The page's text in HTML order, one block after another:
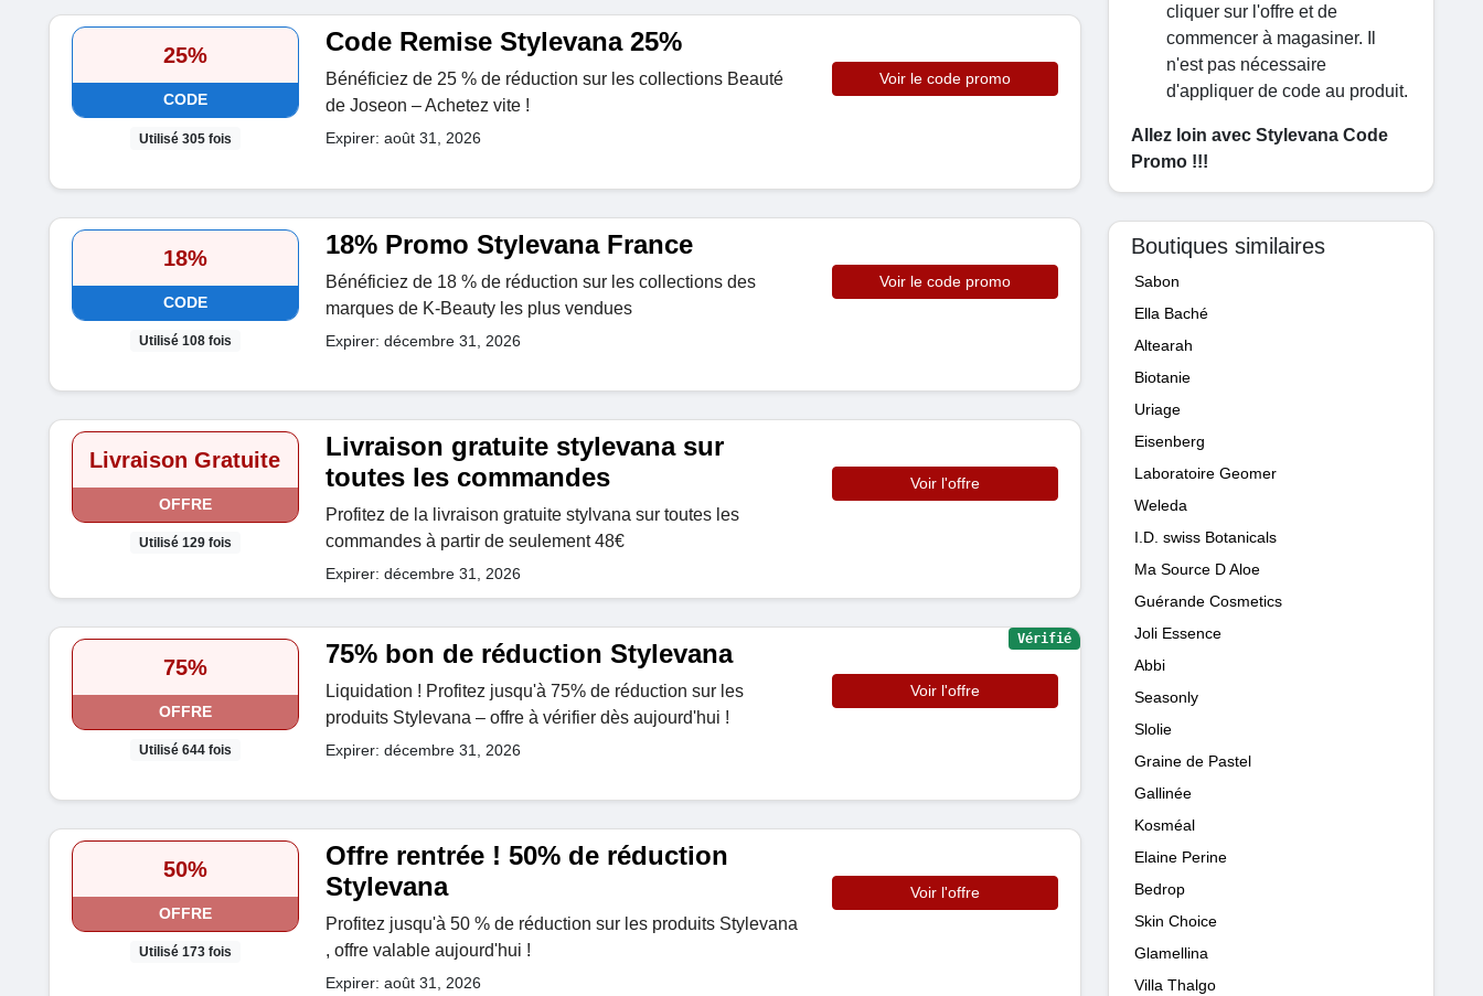
25%
CODE
Utilisé 305 fois
Code Remise Stylevana 25%
Bénéficiez de 25 % de réduction sur les collections Beauté
de Joseon – Achetez vite !
Expirer: août 31, 2026
Voir le code promo
18%
CODE
Utilisé 108 fois
18% Promo Stylevana France
Bénéficiez de 18 % de réduction sur les collections des
marques de K-Beauty les plus vendues
Expirer: décembre 31, 2026
Voir le code promo
Livraison Gratuite
OFFRE
Utilisé 129 fois
Livraison gratuite stylevana sur
toutes les commandes
Profitez de la livraison gratuite stylvana sur toutes les
commandes à partir de seulement 48€
Expirer: décembre 31, 2026
Voir l'offre
75%
OFFRE
Utilisé 644 fois
75% bon de réduction Stylevana
Liquidation ! Profitez jusqu'à 75% de réduction sur les
produits Stylevana – offre à vérifier dès aujourd'hui !
Expirer: décembre 31, 2026
Voir l'offre
Vérifié
50%
OFFRE
Utilisé 173 fois
Offre rentrée ! 50% de réduction
Stylevana
Profitez jusqu'à 50 % de réduction sur les produits Stylevana
, offre valable aujourd'hui !
Expirer: août 31, 2026
Voir l'offre
cliquer sur l'offre et de
commencer à magasiner. Il
n'est pas nécessaire
d'appliquer de code au produit.
Allez loin avec Stylevana Code
Promo !!!
Boutiques similaires
Sabon
Ella Baché
Altearah
Biotanie
Uriage
Eisenberg
Laboratoire Geomer
Weleda
I.D. swiss Botanicals
Ma Source D Aloe
Guérande Cosmetics
Joli Essence
Abbi
Seasonly
Slolie
Graine de Pastel
Gallinée
Kosméal
Elaine Perine
Bedrop
Skin Choice
Glamellina
Villa Thalgo